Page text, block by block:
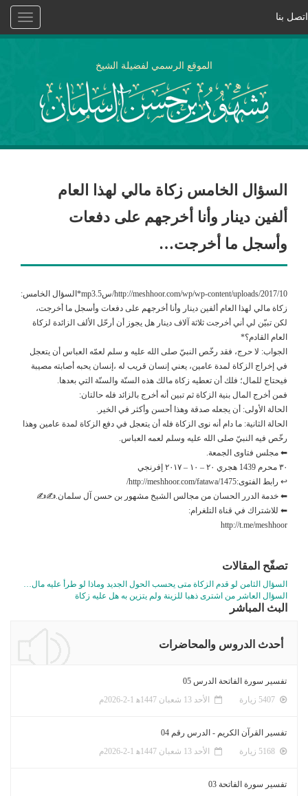
Toggle
اتصل بنا
الموقع الرسمي لفضيلة الشيخ
السؤال الخامس زكاة مالي لهذا العام
ألفين دينار وأنا أخرجهم على دفعات
وأسجل ما أخرجت…
http://meshhoor.com/wp/wp-content/uploads/2017/10/س5.mp3*السؤال الخامس:
زكاة مالي لهذا العام ألفين دينار وأنا أخرجهم على دفعات وأسجل ما أخرجت،
لكن تبيّن لي أني أخرجت ثلاثة آلاف دينار هل يجوز أن أرحّل الألف الزائدة لزكاة
العام القادم؟*
الجواب: لا حرج، فقد رخّص النبيّ صلى الله عليه و سلم لعمّه العباس أن يتعجل
في إخراج الزكاة لمدة عامين، يعني إنسان قريب له ،إنسان يحبه أصابته مصيبة
فيحتاج للمال؛ فلك أن تعطيه زكاة مالك هذه السنّة والسنّة التي بعدها.
فمن أخرج المال بنية الزكاة ثم تبين أنه أخرج بالزائد فله حالتان:
الحالة الأولى: أن يجعله صدقة وهذا أحسن وأكثر في الخير.
الحالة الثانية: ما دام أنه نوى الزكاة فله أن يتعجل في دفع الزكاة لمدة عامين وهذا
رخّص فيه النبيّ صلى الله عليه وسلم لعمه العباس.
⬅ مجلس فتاوى الجمعة.
٣٠ محرم 1439 هجري ٢٠ – ١٠ – ٢٠١٧ إفرنجي
↩ رابط الفتوى:http://meshhoor.com/fatawa/1475/
⬅ خدمة الدرر الحسان من مجالس الشيخ مشهور بن حسن آل سلمان.✍✍
⬅ للاشتراك في قناة التلغرام:
http://t.me/meshhoor
تصفّح المقالات
السؤال الثامن لو قدم الزكاة متى يحسب الحول الجديد وماذا لو طرأ عليه مال…
السؤال العاشر من اشترى ذهبا للزينة ولم يتزين به هل عليه زكاة
البث المباشر
أحدث الدروس والمحاضرات
تفسير سورة الفاتحة الدرس 05
الأحد 13 شعبان 1447ﻫ 1-2-2026م
تفسير القرآن الكريم - الدرس رقم 04
الأحد 13 شعبان 1447ﻫ 1-2-2026م
تفسير سورة الفاتحة 03